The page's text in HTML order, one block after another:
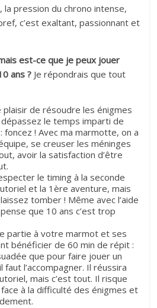
la pression du chrono intense,
c’est exaltant, passionnant et
est-ce que je peux jouer
ans ? Je répondrais que tout
plaisir de résoudre les énigmes
le temps imparti de
foncez ! Avec ma marmotte, on a
se creuser les méninges
avoir la satisfaction d’être
le timing à la seconde
et la 1ère aventure, mais
tomber ! Même avec l’aide
que 10 ans c’est trop
partie à votre marmot et ses
bénéficier de 60 min de répit :
que pour faire jouer un
faut l’accompagner. Il réussira
mais c’est tout. Il risque
à la difficulté des énigmes et